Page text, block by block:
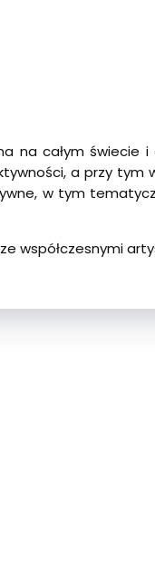
na całym świecie
a przy tym
w tym
współczesnymi